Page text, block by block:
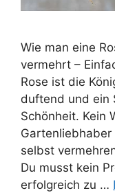
Wie man eine
vermehrt –
Rose ist die
duftend und ein
Schönheit. Kein
selbst
Du musst kein
erfolgreich zu …